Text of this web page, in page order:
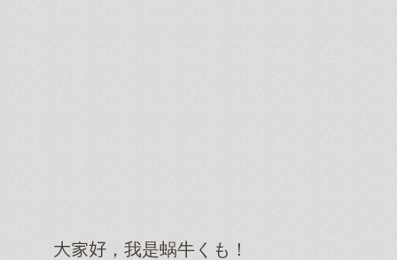
，我是蜗牛くも！